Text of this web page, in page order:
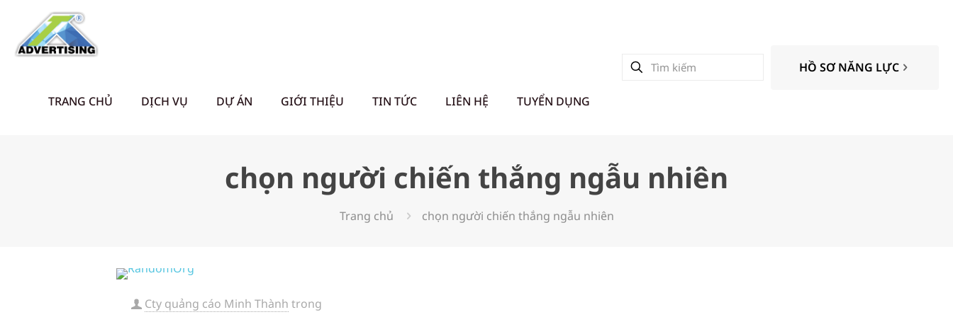
TRANG CHỦ DỊCH VỤ DỰ ÁN GIỚI THIỆU TIN TỨC LIÊN HỆ TUYỂN DỤNG
HỒ SƠ NĂNG LỰC
chọn người chiến thắng ngẫu nhiên
Trang chủ chọn người chiến thắng ngẫu nhiên
Cty quảng cáo Minh Thành trong